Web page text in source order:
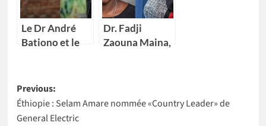
Lawal comme
Vice-
présidente
Le Dr André
Bationo et le
remportent
l’Africa Food
Prize 2020
Dr. Fadji
Zaouna Maina,
Niger à
Post
navigation
Previous:
Éthiopie : Selam Amare nommée «Country Leader» de
General Electric